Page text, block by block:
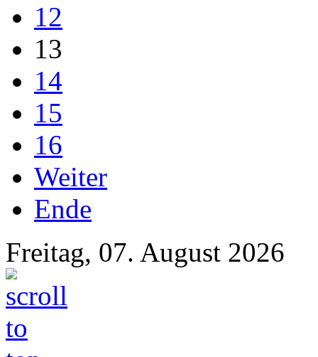
12
13
14
15
16
Weiter
Ende
Freitag, 07. August 2026